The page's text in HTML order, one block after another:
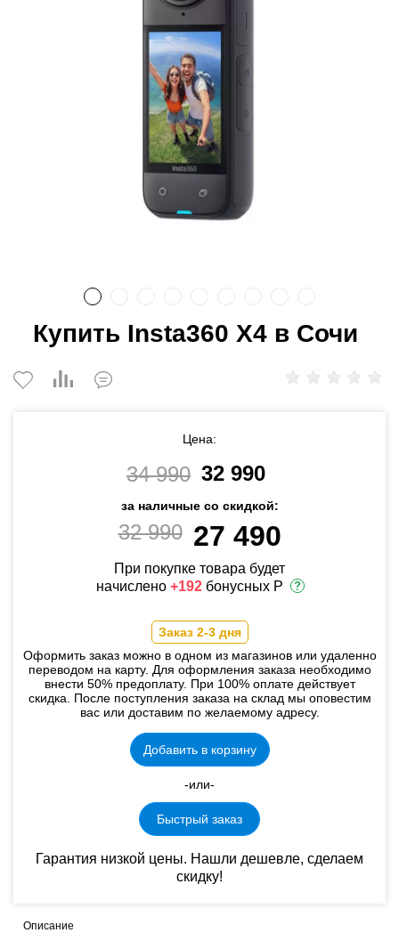
Купить Insta360 X4 в Сочи
Цена:
34 990 32 990
за наличные со скидкой:
32 990 27 490
При покупке товара будет
начислено +192 бонусных Р
Заказ 2-3 дня
Оформить заказ можно в одном из магазинов или удаленно
переводом на карту. Для оформления заказа необходимо
внести 50% предоплату. При 100% оплате действует
скидка. После поступления заказа на склад мы оповестим
вас или доставим по желаемому адресу.
Добавить в корзину
-или-
Быстрый заказ
Гарантия низкой цены. Нашли дешевле, сделаем
скидку!
Описание